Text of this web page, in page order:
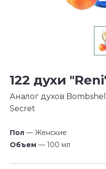
122 духи
Аналог духов
Secret
Пол
— Женские
Объем
— 100 мл